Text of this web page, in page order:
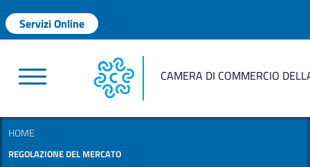
Menu profilo utente
Servizi Online
CAMERA DI COMMERCIO
HOME
REGOLAZIONE DEL MERCATO